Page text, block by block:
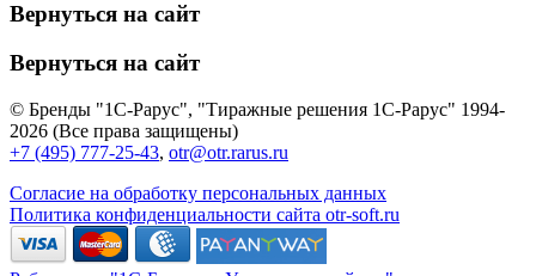
Вернуться на сайт
Вернуться на сайт
© Бренды "1С-Рарус", "Тиражные решения 1С-Рарус" 1994-
2026 (Все права защищены)
+7 (495) 777-25-43, otr@otr.rarus.ru
Согласие на обработку персональных данных
Политика конфиденциальности сайта otr-soft.ru